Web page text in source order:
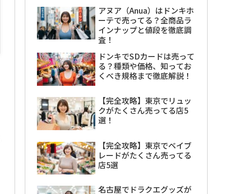
アヌア（Anua）はドンキホ
ーテで売ってる？全商品ラ
インナップと値段を徹底調
査！
ドンキでSDカードは売って
る？種類や価格、知ってお
くべき規格まで徹底解説！
【完全攻略】東京でリュッ
クがたくさん売ってる店5
選！
【完全攻略】東京でベイブ
レードがたくさん売ってる
店5選
名古屋でドラクエグッズが